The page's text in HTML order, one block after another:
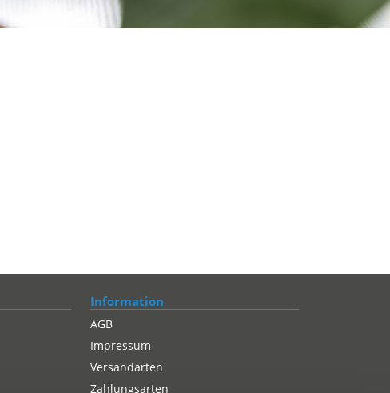
Information
AGB
Impressum
Versandarten
Zahlungsarten